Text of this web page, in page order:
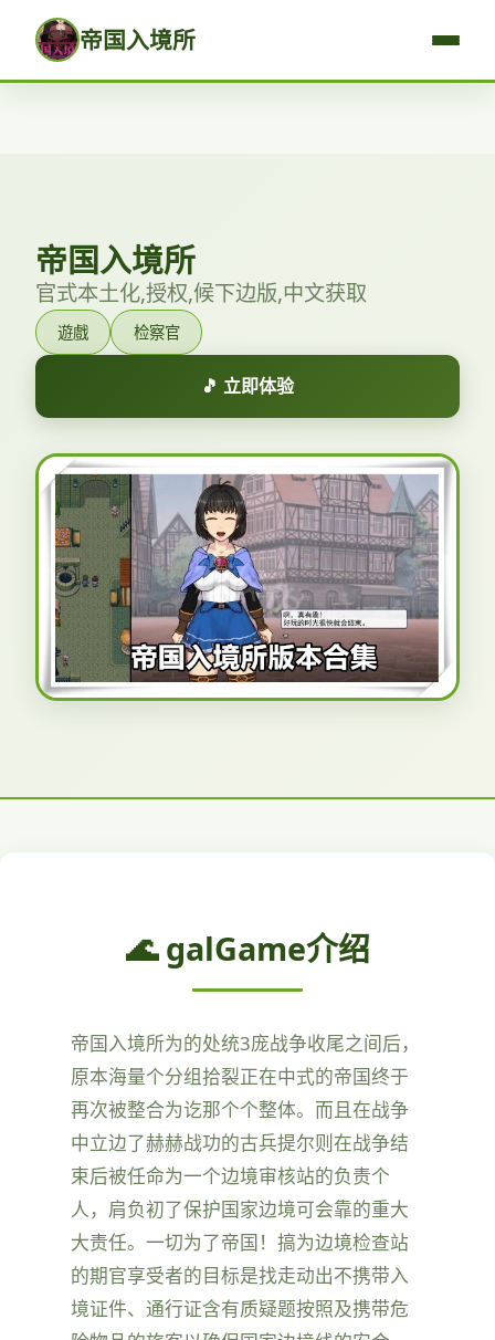
帝国入境所
帝国入境所
官式本土化,授权,候下边版,中文获取
遊戲 检察官
🎵 立即体验
🌊 galGame介绍
帝国入境所为的处统3庞战争收尾之间后，
原本海量个分组拾裂正在中式的帝国终于
再次被整合为讫那个个整体。而且在战争
中立边了赫赫战功的古兵提尔则在战争结
束后被任命为一个边境审核站的负责个
人，肩负初了保护国家边境可会靠的重大
大责任。一切为了帝国！搞为边境检查站
的期官享受者的目标是找走动出不携带入
境证件、通行证含有质疑题按照及携带危